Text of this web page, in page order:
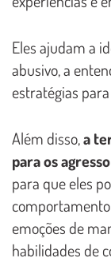
Eles ajudam a
abusivo, a
estratégias
Além disso,a
para os
para que eles
emoções de
habilidades de